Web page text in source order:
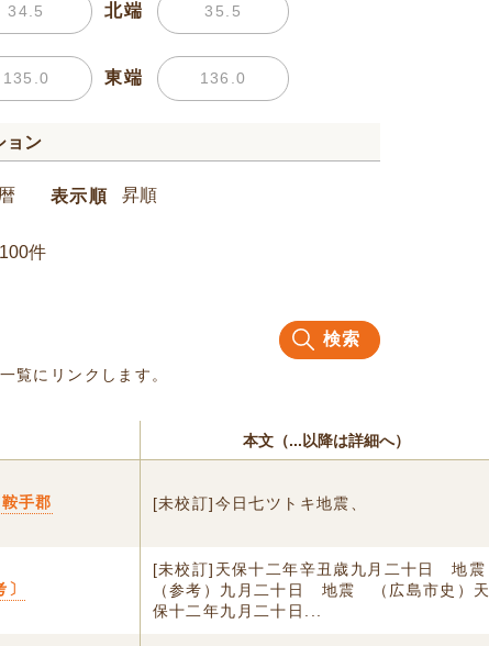
北端
東端
ョン
表示順
検索
覧にリンクします。
本文（...以降は詳細へ）
手郡 [未校訂]今日七ツトキ地震、
[未校訂]天保十二年辛丑歳九月二十日 地震
（参考）九月二十日 地震 （広島市史）天
保十二年九月二十日...